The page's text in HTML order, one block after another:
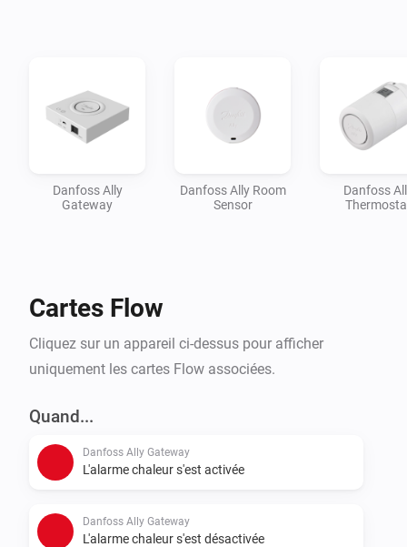
Danfoss Ally
Gateway
Danfoss Ally Room
Sensor
Danfoss
Cartes Flow
Cliquez sur un appareil ci-dessus pour afficher
uniquement les cartes Flow associées.
Quand...
Danfoss Ally Gateway
L'alarme chaleur s'est activée
Danfoss Ally Gateway
L'alarme chaleur s'est désactivée